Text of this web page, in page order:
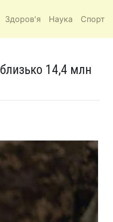
Здоров'я Наука Спорт
14,4 млн